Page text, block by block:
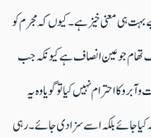
ہی معنی خیزہے۔کیوں کہ مجرم کو
تھام جو عین انصاف ہے کیونکہ جب
احترام نہیں کیاتوگویاوہ یہ
کیاجائے بلکہ اسے سزادی جائے۔رہی